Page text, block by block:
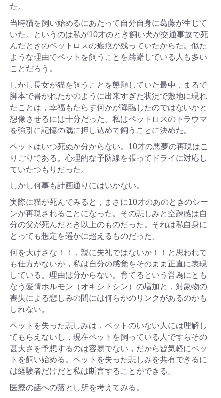
た。
当時猫を飼い始めるにあたって自分自身に葛藤が生じて
いた。というのは私が10才のとき飼い犬が交通事故で死
んだときのペットロスの瘢痕が残っていたからだ。似た
ような理由でペットを飼うことを躊躇している人も多い
ことだろう。
しかし長女が猫を飼うことを懇願していた最中，まるで
脚本で書かれたかのように出来すぎた状況で敷地に現れ
たことは，幸福もたらす何かが降臨したのではないかと
想像させるには十分だった。私はペットロスのトラウマ
を強引に記憶の隅に押し込めて飼うことに決めた。
ペットはいつ死ぬか分からない。10才の悪夢の再現はこ
りごりである。心理的な予防線を張ってドライに対応し
ていたつもりだった。
しかし何事も計画通りにはいかない。
実際に猫が死んでみると，まさに10才のあのときのシー
ンが再現されることになった。その悲しみと空疎感は自
分の父が死んだとき以上のものだった。それは私自身に
とっても想定を遥かに超えるものだった。
何を大げさな！！，親に失礼ではないか！！と思われて
も仕方がないが，私は自分の感覚をそのまま正直に表現
している。理由は分からない。育てるという営為にとも
なう愛情ホルモン（オキシトシン）の増加と，対象物の
喪失による悲しみの間には何らかのリンクがあるのかも
しれない。
ペットを失った悲しみは，ペットのいない人には理解し
てもらえないし，現在ペットを飼っている人ですらその
甚大さを予想するのは容易でない，だから皆気軽にペッ
トを飼い始める。ペットを失った悲しみを共有できるに
は経験者だけだと私は断言することができる。
医療の話への落とし所を考えてみる。